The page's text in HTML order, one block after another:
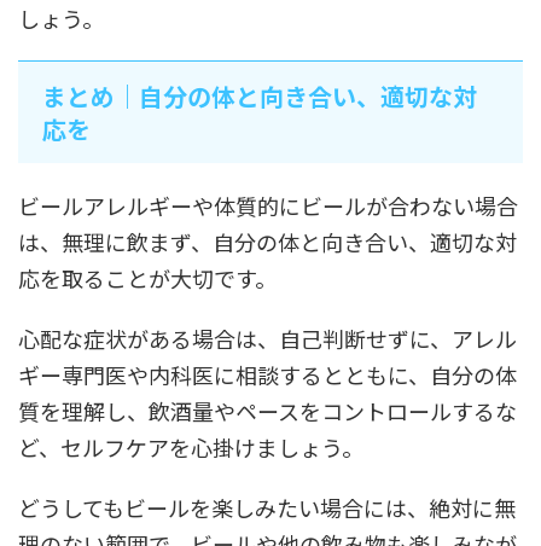
しょう。
まとめ｜自分の体と向き合い、適切な対
応を
ビールアレルギーや体質的にビールが合わない場合
は、無理に飲まず、自分の体と向き合い、適切な対
応を取ることが大切です。
心配な症状がある場合は、自己判断せずに、アレル
ギー専門医や内科医に相談するとともに、自分の体
質を理解し、飲酒量やペースをコントロールするな
ど、セルフケアを心掛けましょう。
どうしてもビールを楽しみたい場合には、絶対に無